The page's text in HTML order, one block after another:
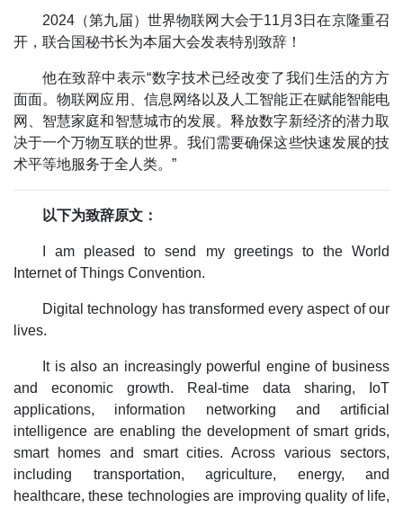
2024（第九届）世界物联网大会于11月3日在京隆重召
开，联合国秘书长为本届大会发表特别致辞！
他在致辞中表示“数字技术已经改变了我们生活的方方
面面。物联网应用、信息网络以及人工智能正在赋能智能电
网、智慧家庭和智慧城市的发展。释放数字新经济的潜力取
决于一个万物互联的世界。我们需要确保这些快速发展的技
术平等地服务于全人类。”
以下为致辞原文：
I am pleased to send my greetings to the World
Internet of Things Convention.
Digital technology has transformed every aspect of our
lives.
It is also an increasingly powerful engine of business
and economic growth. Real-time data sharing, IoT
applications, information networking and artificial
intelligence are enabling the development of smart grids,
smart homes and smart cities. Across various sectors,
including transportation, agriculture, energy, and
healthcare, these technologies are improving quality of life,